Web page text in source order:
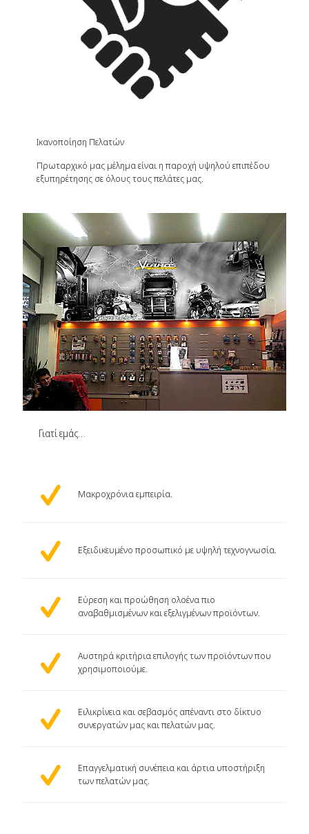
Ικανοποίηση Πελατών
Πρωταρχικό μας μέλημα είναι η παροχή υψηλού επιπέδου
εξυπηρέτησης σε όλους τους πελάτες μας.
Γιατί εμάς…
Μακροχρόνια εμπειρία.
Εξειδικευμένο προσωπικό με υψηλή τεχνογνωσία.
Εύρεση και προώθηση ολοένα πιο
αναβαθμισμένων και εξελιγμένων προϊόντων.
Αυστηρά κριτήρια επιλογής των προϊόντων που
χρησιμοποιούμε.
Ειλικρίνεια και σεβασμός απέναντι στο δίκτυο
συνεργατών μας και πελατών μας.
Επαγγελματική συνέπεια και άρτια υποστήριξη
των πελατών μας.